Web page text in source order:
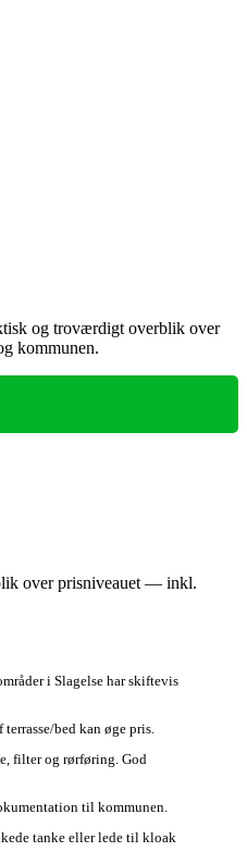
og troværdigt overblik over
kommunen.
over prisniveauet — inkl.
i Slagelse har skiftevis
bed kan øge pris.
filter og rørføring. God
til kommunen.
tanke eller lede til kloak